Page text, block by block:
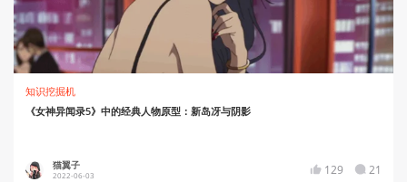
知识挖掘机
《女神异闻录5》中的经典人物原型：新岛冴与阴影
猫翼子
2022-06-03 129 21